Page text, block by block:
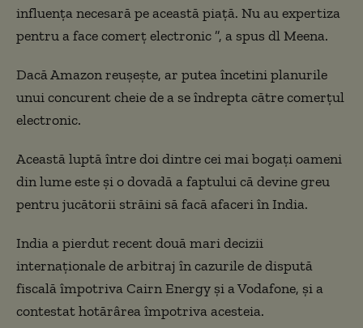
influența necesară pe această piață. Nu au expertiza
pentru a face comerț electronic ”, a spus dl Meena.
Dacă Amazon reușește, ar putea încetini planurile
unui concurent cheie de a se îndrepta către comerțul
electronic.
Această luptă între doi dintre cei mai bogați oameni
din lume este și o dovadă a faptului că devine greu
pentru jucătorii străini să facă afaceri în India.
India a pierdut recent două mari decizii
internaționale de arbitraj în cazurile de dispută
fiscală împotriva Cairn Energy și a Vodafone, și a
contestat hotărârea împotriva acesteia.